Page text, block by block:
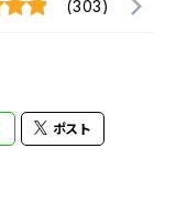
(303)
ポスト